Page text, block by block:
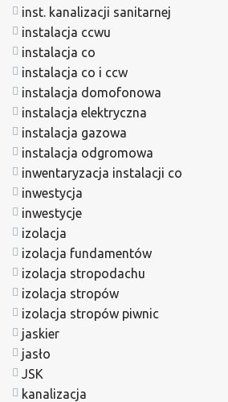
inst. kanalizacji sanitarnej
instalacja ccwu
instalacja co
instalacja co i ccw
instalacja domofonowa
instalacja elektryczna
instalacja gazowa
instalacja odgromowa
inwentaryzacja instalacji co
inwestycja
inwestycje
izolacja
izolacja fundamentów
izolacja stropodachu
izolacja stropów
izolacja stropów piwnic
jaskier
jasło
JSK
kanalizacja